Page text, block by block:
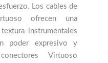
Los cables de
ofrecen una
instrumentales
poder expresivo y
Virtuoso